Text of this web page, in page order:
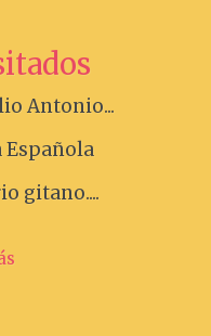
Antonio...
Española
gitano....